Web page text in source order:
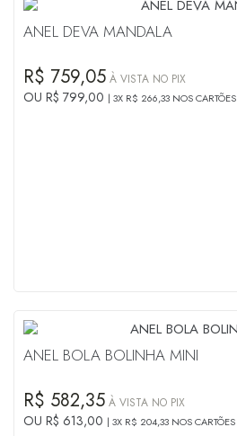
ANEL DEVA MANDALA
R$ 759,05 À VISTA NO PIX
OU R$ 799,00 3X R$ 266,33 NOS CARTÕES
ANEL BOLA BOLINHA MINI
R$ 582,35 À VISTA NO PIX
OU R$ 613,00 3X R$ 204,33 NOS CARTÕES